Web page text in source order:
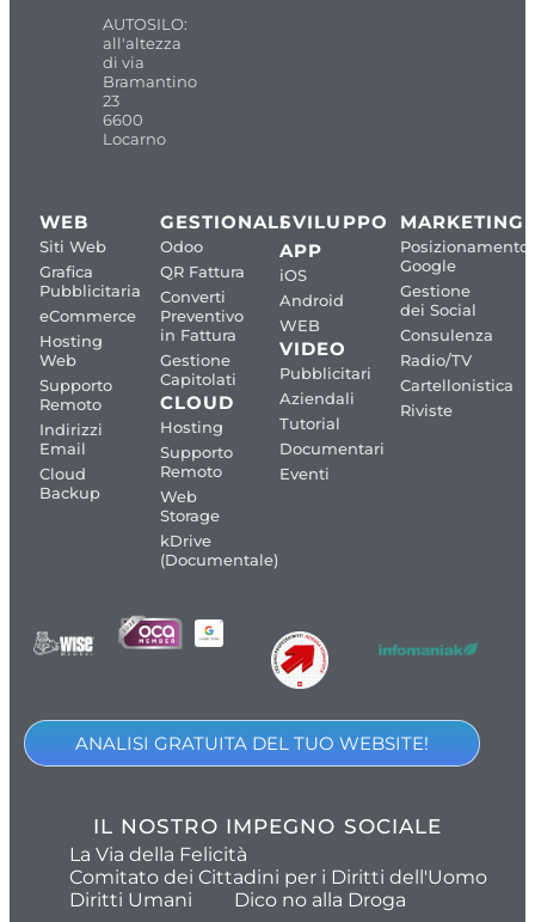
AUTOSILO:
all'altezza
di via
Bramantino
23
6600
Locarno
WEB
Siti Web
Grafica
Pubblicitaria
eCommerce
Hosting
Web
Supporto
Remoto
Indirizzi
Email
Cloud
Backup
GESTIONALI
Odoo
QR Fattura
Converti
Preventivo
in Fattura
Gestione
Capitolati
CLOUD
Hosting
Supporto
Remoto
Web
Storage
kDrive
(Documentale)
SVILUPPO
APP
iOS
Android
WEB
VIDEO
Pubblicitari
Aziendali
Tutorial
Documentari
Eventi
MARKETING
Posizionamento
Google
Gestione
dei Social
Consulenza
Radio/TV
Cartellonistica
Riviste
ANALISI GRATUITA DEL TUO WEBSITE!
IL NOSTRO IMPEGNO SOCIALE
La Via della Felicità
Comitato dei Cittadini per i Diritti dell'Uomo
Diritti Umani
Dico no alla Droga